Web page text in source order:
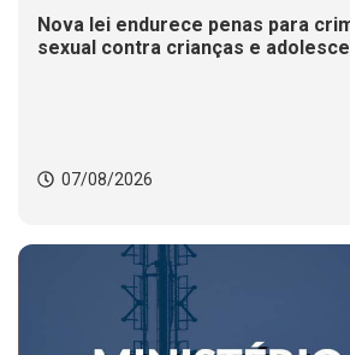
Nova lei endurece penas para
sexual contra crianças e
07/08/2026